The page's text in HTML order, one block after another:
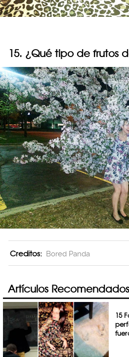
15. ¿Qué tipo de frutos
Creditos: Bored Panda
Artículos Recomendados
15